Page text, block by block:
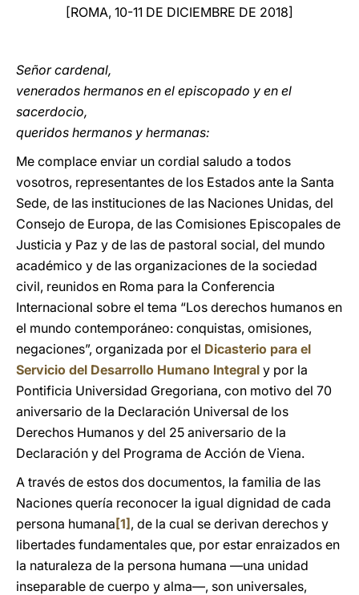
[ROMA, 10-11 DE DICIEMBRE DE 2018]
Señor cardenal,
venerados hermanos en el episcopado y en el
sacerdocio,
queridos hermanos y hermanas:
Me complace enviar un cordial saludo a todos
vosotros, representantes de los Estados ante la Santa
Sede, de las instituciones de las Naciones Unidas, del
Consejo de Europa, de las Comisiones Episcopales de
Justicia y Paz y de las de pastoral social, del mundo
académico y de las organizaciones de la sociedad
civil, reunidos en Roma para la Conferencia
Internacional sobre el tema “Los derechos humanos en
el mundo contemporáneo: conquistas, omisiones,
negaciones”, organizada por el Dicasterio para el
Servicio del Desarrollo Humano Integral y por la
Pontificia Universidad Gregoriana, con motivo del 70
aniversario de la Declaración Universal de los
Derechos Humanos y del 25 aniversario de la
Declaración y del Programa de Acción de Viena.
A través de estos dos documentos, la familia de las
Naciones quería reconocer la igual dignidad de cada
persona humana [1] , de la cual se derivan derechos y
libertades fundamentales que, por estar enraizados en
la naturaleza de la persona humana —una unidad
inseparable de cuerpo y alma—, son universales,